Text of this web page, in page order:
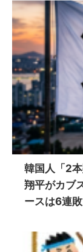
韓国人「2
翔平がカブ
ースは6連